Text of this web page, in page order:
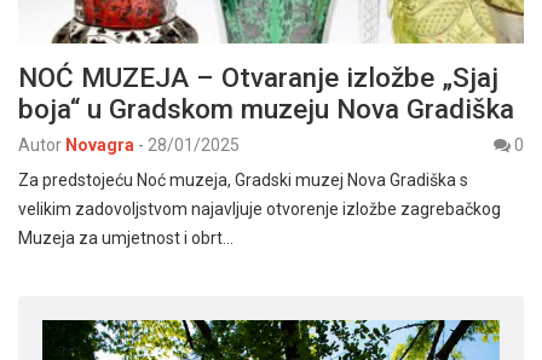
NOĆ MUZEJA – Otvaranje izložbe „Sjaj
boja“ u Gradskom muzeju Nova Gradiška
Autor Novagra - 28/01/2025
0
Za predstojeću Noć muzeja, Gradski muzej Nova Gradiška s
velikim zadovoljstvom najavljuje otvorenje izložbe zagrebačkog
Muzeja za umjetnost i obrt…